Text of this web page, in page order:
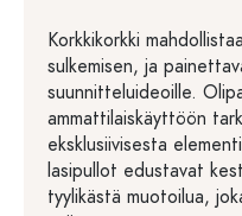
Korkkikorkki
sulkemisen, ja
suunnitteluideoille.
ammattilaiskäyttöön
eksklusiivisesta
lasipullot edustavat
tyylikästä muotoilua,